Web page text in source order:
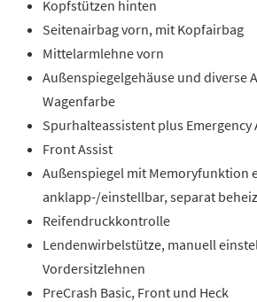
Kopfstützen hinten
Seitenairbag vorn, mit Kopfairbag
Mittelarmlehne vorn
Außenspiegelgehäuse und diverse
Wagenfarbe
Spurhalteassistent plus Emergency
Front Assist
Außenspiegel mit Memoryfunktion
anklapp-/einstellbar, separat
Reifendruckkontrolle
Lendenwirbelstütze, manuell
Vordersitzlehnen
PreCrash Basic, Front und Heck